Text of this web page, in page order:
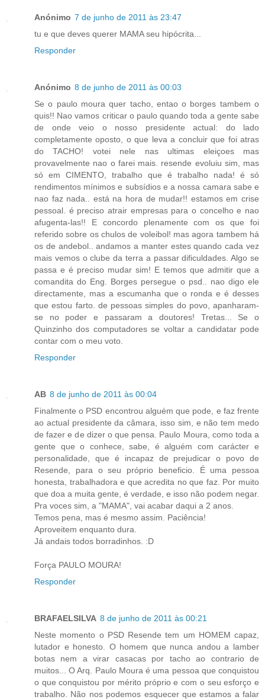
Anónimo 7 de junho de 2011 às 23:47
tu e que deves querer MAMA seu hipócrita...
Responder
Anónimo 8 de junho de 2011 às 00:03
Se o paulo moura quer tacho, entao o borges tambem o
quis!! Nao vamos criticar o paulo quando toda a gente sabe
de onde veio o nosso presidente actual: do lado
completamente oposto, o que leva a concluir que foi atras
do TACHO! votei nele nas ultimas eleiçoes mas
provavelmente nao o farei mais. resende evoluiu sim, mas
só em CIMENTO, trabalho que é trabalho nada! é só
rendimentos mínimos e subsídios e a nossa camara sabe e
nao faz nada.. está na hora de mudar!! estamos em crise
pessoal. é preciso atrair empresas para o concelho e nao
afugenta-las!! E concordo plenamente com os que foi
referido sobre os chulos de voleibol! mas agora tambem há
os de andebol.. andamos a manter estes quando cada vez
mais vemos o clube da terra a passar dificuldades. Algo se
passa e é preciso mudar sim! E temos que admitir que a
comandita do Eng. Borges persegue o psd.. nao digo ele
directamente, mas a escumanha que o ronda e é desses
que estou farto. de pessoas simples do povo, apanharam-
se no poder e passaram a doutores! Tretas... Se o
Quinzinho dos computadores se voltar a candidatar pode
contar com o meu voto.
Responder
AB 8 de junho de 2011 às 00:04
Finalmente o PSD encontrou alguém que pode, e faz frente
ao actual presidente da câmara, isso sim, e não tem medo
de fazer e de dizer o que pensa. Paulo Moura, como toda a
gente que o conhece, sabe, é alguém com carácter e
personalidade, que é incapaz de prejudicar o povo de
Resende, para o seu próprio beneficio. É uma pessoa
honesta, trabalhadora e que acredita no que faz. Por muito
que doa a muita gente, é verdade, e isso não podem negar.
Pra voces sim, a "MAMA", vai acabar daqui a 2 anos.
Temos pena, mas é mesmo assim. Paciência!
Aproveitem enquanto dura.
Já andais todos borradinhos. :D
Força PAULO MOURA!
Responder
BRAFAELSILVA 8 de junho de 2011 às 00:21
Neste momento o PSD Resende tem um HOMEM capaz,
lutador e honesto. O homem que nunca andou a lamber
botas nem a virar casacas por tacho ao contrario de
muitos... O Arq. Paulo Moura é uma pessoa que conquistou
o que conquistou por mérito próprio e com o seu esforço e
trabalho. Não nos podemos esquecer que estamos a falar